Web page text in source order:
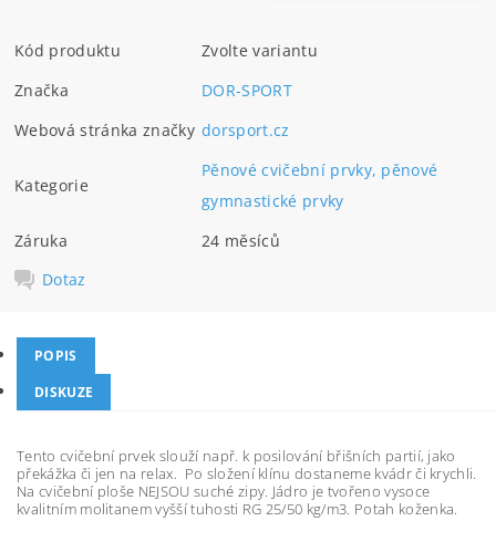
Kód produktu
Zvolte variantu
Značka
DOR-SPORT
Webová stránka značky dorsport.cz
Kategorie
Pěnové cvičební prvky, pěnové
gymnastické prvky
Záruka
24 měsíců
Dotaz
POPIS
DISKUZE
Tento cvičební prvek slouží např. k posilování břišních partií, jako
překážka či jen na relax. Po složení klínu dostaneme kvádr či krychli.
Na cvičební ploše NEJSOU suché zipy. Jádro je tvořeno vysoce
kvalitním molitanem vyšší tuhosti RG 25/50 kg/m3. Potah koženka.